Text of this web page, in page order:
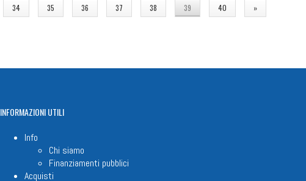
34 35 36 37 38 39 40 »
INFORMAZIONIUTILI
Info
Chi siamo
Finanziamenti pubblici
Acquisti